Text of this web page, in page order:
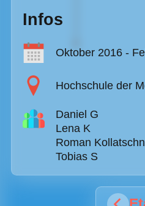
Infos
Oktober 2016 -
Hochschule der
Daniel G
Lena K
Roman
Tobias S